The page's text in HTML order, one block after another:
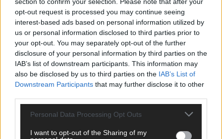
opt-out request is processed you may continue seeing
interest-based ads based on personal information utilized by
us or personal information disclosed to third parties prior to
your opt-out. You may separately opt-out of the further
disclosure of your personal information by third parties on the
IAB’s list of downstream participants. This information may
also be disclosed by us to third parties on the IAB’s List of
Downstream Participants that may further disclose it to other
Personal Data Processing Opt Outs
I want to opt-out of the Sharing of my
Abend in Bildern
Mai 2026
AD